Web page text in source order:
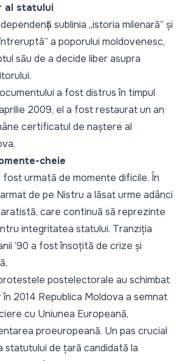
al statului
sublinia „istoria milenară” și
a poporului moldovenesc,
său de a decide liber asupra
a fost distrus în timpul
2009, el a fost restaurat un an
certificatul de naștere al
cheie
fost urmată de momente dificile. În
de pe Nistru a lăsat urme adânci
care continuă să reprezinte
integritatea statului. Tranziția
’90 a fost însoțită de crize și
postelectorale au schimbat
în 2014 Republica Moldova a semnat
cu Uniunea Europeană,
proeuropeană. Un pas crucial
de țară candidată la